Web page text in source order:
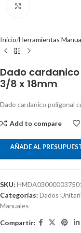
Inicio Herramientas
Dado
3/8 x 18mm
Dado cardanico poligonal
Add to compare
AÑADE AL
SKU:
Categorías: Dados
Manuales
Compartir: